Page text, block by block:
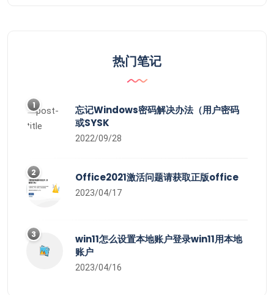
热门笔记
1
忘记Windows密码解决办法（用户密码
或SYSK
2022/09/28
2 Office2021激活问题请获取正版office
2023/04/17
3
win11怎么设置本地账户登录win11用本地
账户
2023/04/16